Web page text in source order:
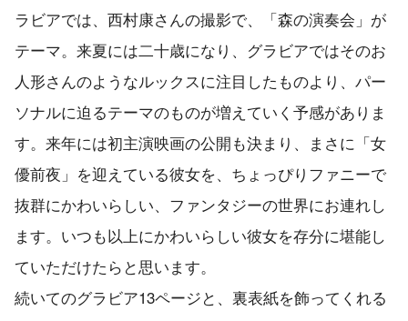
ラビアでは、西村康さんの撮影で、「森の演奏会」が
テーマ。来夏には二十歳になり、グラビアではそのお
人形さんのようなルックスに注目したものより、パー
ソナルに迫るテーマのものが増えていく予感がありま
す。来年には初主演映画の公開も決まり、まさに「女
優前夜」を迎えている彼女を、ちょっぴりファニーで
抜群にかわいらしい、ファンタジーの世界にお連れし
ます。いつも以上にかわいらしい彼女を存分に堪能し
ていただけたらと思います。
続いてのグラビア13ページと、裏表紙を飾ってくれる